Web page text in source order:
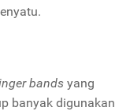
bands yang
banyak digunakan